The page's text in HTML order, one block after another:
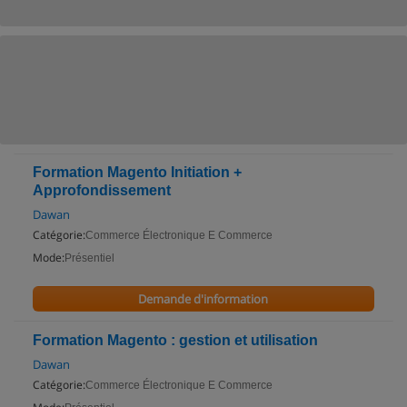
Formation Magento Initiation +
Approfondissement
Dawan
Catégorie:Commerce Électronique E Commerce
Mode: Présentiel
Demande d'information
Formation Magento : gestion et utilisation
Dawan
Catégorie:Commerce Électronique E Commerce